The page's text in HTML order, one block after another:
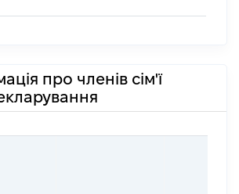
про членів сім'ї